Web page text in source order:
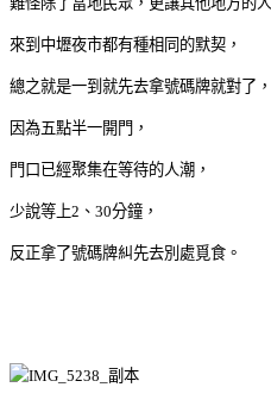
來到中壢夜市都有種相同的默契，
總之就是一到就先去拿號碼牌就對了，
因為五點半一開門，
門口已經聚集在等待的人潮，
少說等上2、30分鐘，
反正拿了號碼牌糾先去別處覓食。